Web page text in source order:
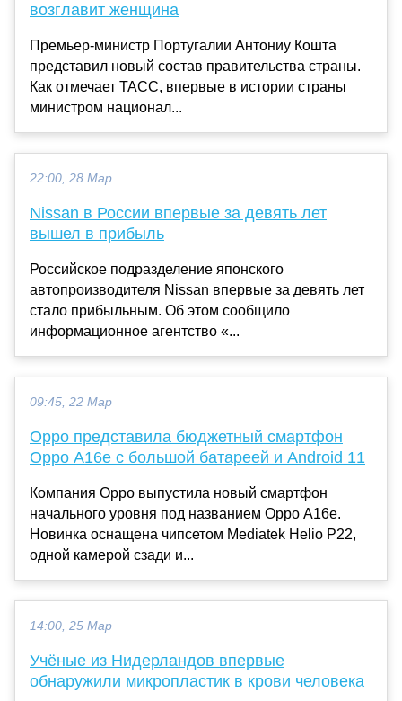
возглавит женщина
Премьер-министр Португалии Антониу Кошта
представил новый состав правительства страны.
Как отмечает ТАСС, впервые в истории страны
министром национал...
22:00, 28 Мар
Nissan в России впервые за девять лет
вышел в прибыль
Российское подразделение японского
автопроизводителя Nissan впервые за девять лет
стало прибыльным. Об этом сообщило
информационное агентство «...
09:45, 22 Мар
Oppo представила бюджетный смартфон
Oppo A16e с большой батареей и Android 11
Компания Oppo выпустила новый смартфон
начального уровня под названием Oppo A16e.
Новинка оснащена чипсетом Mediatek Helio P22,
одной камерой сзади и...
14:00, 25 Мар
Учёные из Нидерландов впервые
обнаружили микропластик в крови человека